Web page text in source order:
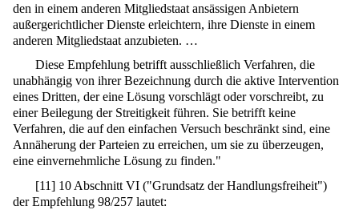
den in einem anderen Mitgliedstaat ansässigen Anbietern
außergerichtlicher Dienste erleichtern, ihre Dienste in einem
anderen Mitgliedstaat anzubieten. …
Diese Empfehlung betrifft ausschließlich Verfahren, die
unabhängig von ihrer Bezeichnung durch die aktive Intervention
eines Dritten, der eine Lösung vorschlägt oder vorschreibt, zu
einer Beilegung der Streitigkeit führen. Sie betrifft keine
Verfahren, die auf den einfachen Versuch beschränkt sind, eine
Annäherung der Parteien zu erreichen, um sie zu überzeugen,
eine einvernehmliche Lösung zu finden."
[11] 10 Abschnitt VI ("Grundsatz der Handlungsfreiheit")
der Empfehlung 98/257 lautet: